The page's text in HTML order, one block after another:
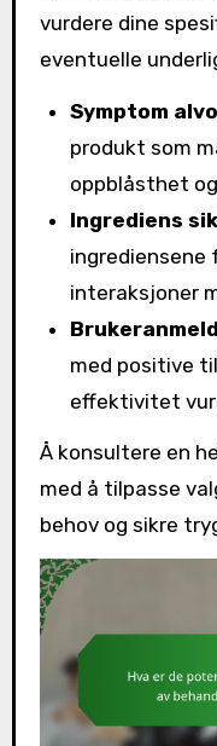
vurdere dine
eventuelle
Symptom
produkt som
oppblåsthet
Ingrediens
ingrediensene
interaksjoner
med positive
effektivitet
Å konsultere en
med å tilpasse
behov og sikre